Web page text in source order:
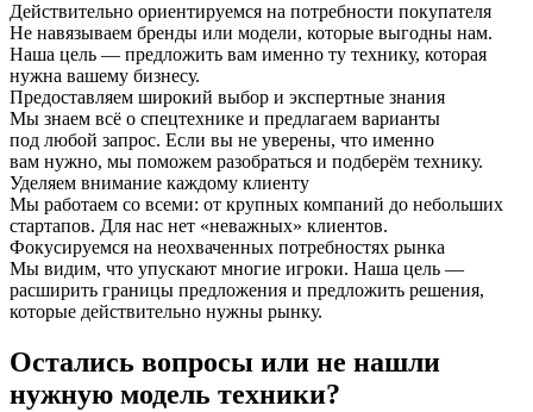
Действительно ориентируемся на потребности покупателя
Не навязываем бренды или модели, которые выгодны нам.
Наша цель — предложить вам именно ту технику, которая
нужна вашему бизнесу.
Предоставляем широкий выбор и экспертные знания
Мы знаем всё о спецтехнике и предлагаем варианты
под любой запрос. Если вы не уверены, что именно
вам нужно, мы поможем разобраться и подберём технику.
Уделяем внимание каждому клиенту
Мы работаем со всеми: от крупных компаний до небольших
стартапов. Для нас нет «неважных» клиентов.
Фокусируемся на неохваченных потребностях рынка
Мы видим, что упускают многие игроки. Наша цель —
расширить границы предложения и предложить решения,
которые действительно нужны рынку.
Остались вопросы или не нашли
нужную модель техники?